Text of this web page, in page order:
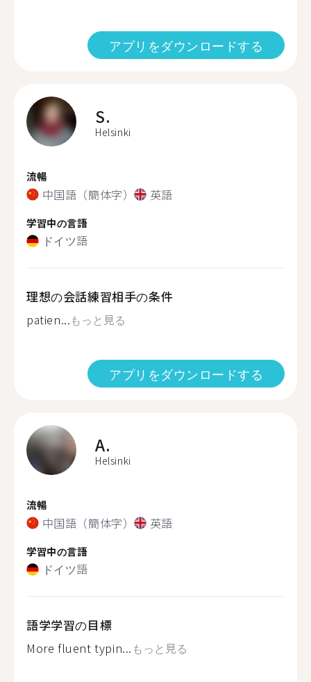
アプリをダウンロードする
S.
Helsinki
流暢
中国語（簡体字） 英語
学習中の言語
ドイツ語
理想の会話練習相手の条件
patien...もっと見る
アプリをダウンロードする
A.
Helsinki
流暢
中国語（簡体字） 英語
学習中の言語
ドイツ語
語学学習の目標
More fluent typin... もっと見る